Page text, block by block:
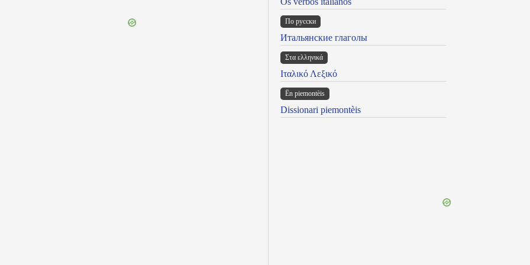
По русски
Итальянские глаголы
Στα ελληνικά
Ιταλικό Λεξικό
Ën piemontèis
Dissionari piemontèis